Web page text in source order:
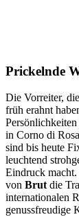
Prickelnde
Die Vorreiter,
früh erahnt
in Corno di
sind bis heute
leuchtend
Eindruck
von Brutdie
internationalen
genussfreudige